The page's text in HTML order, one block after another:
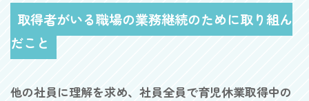
取得者がいる職場の業務継続のために取り組ん
だこと
他の社員に理解を求め、社員全員で育児休業取得中の